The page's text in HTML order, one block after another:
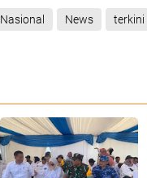
Nasional News terkini